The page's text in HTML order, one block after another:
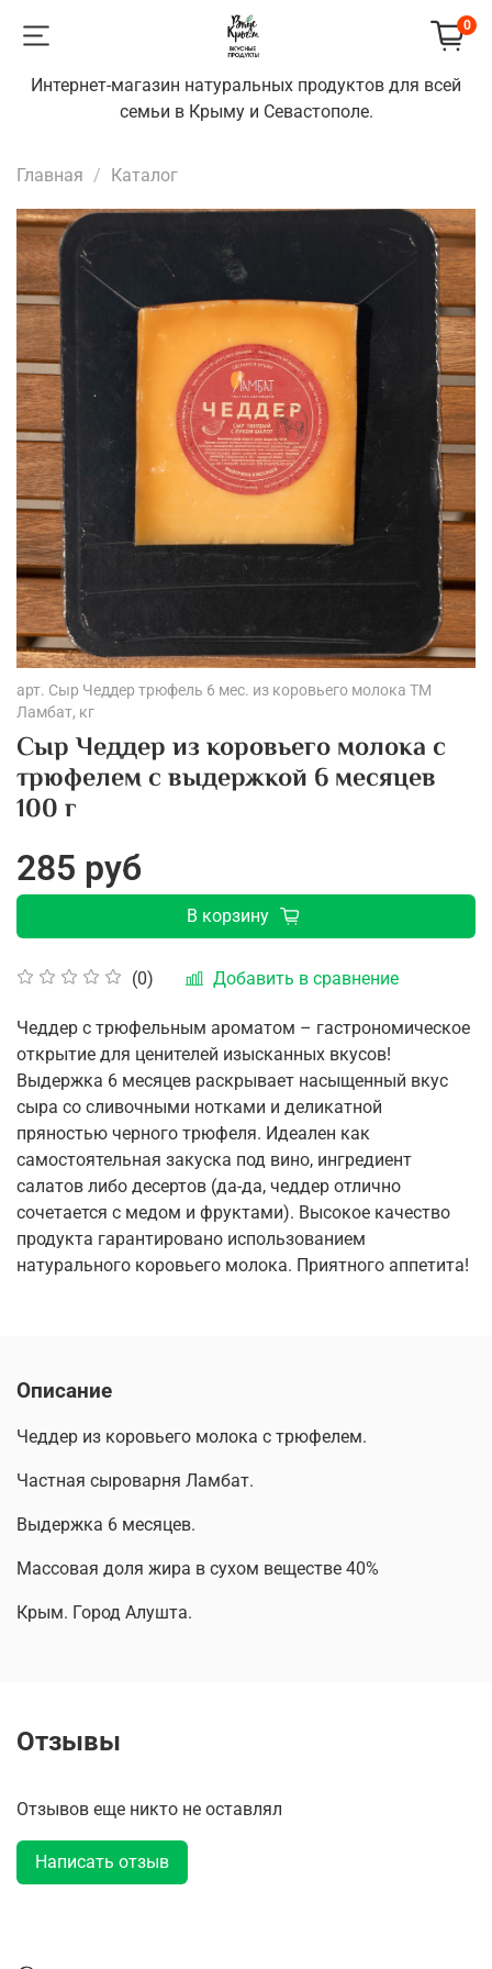
0
Интернет-магазин натуральных продуктов для всей
семьи в Крыму и Севастополе.
Главная Каталог
арт. Сыр Чеддер трюфель 6 мес. из коровьего молока ТМ
Ламбат, кг
Сыр Чеддер из коровьего молока с
трюфелем с выдержкой 6 месяцев
100 г
(0) Добавить в сравнение
285 руб
В корзину
Чеддер с трюфельным ароматом – гастрономическое
открытие для ценителей изысканных вкусов!
Выдержка 6 месяцев раскрывает насыщенный вкус
сыра со сливочными нотками и деликатной
пряностью черного трюфеля. Идеален как
самостоятельная закуска под вино, ингредиент
салатов либо десертов (да-да, чеддер отлично
сочетается с медом и фруктами). Высокое качество
продукта гарантировано использованием
натурального коровьего молока. Приятного аппетита!
Описание
Чеддер из коровьего молока с трюфелем.
Частная сыроварня Ламбат.
Выдержка 6 месяцев.
Массовая доля жира в сухом веществе 40%
Крым. Город Алушта.
Отзывы
Отзывов еще никто не оставлял
Написать отзыв